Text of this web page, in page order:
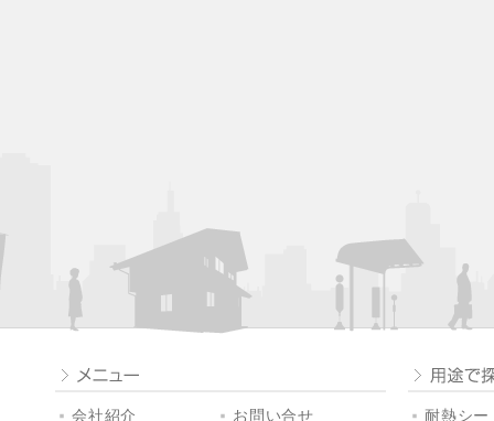
会社紹介 お問い合せ 耐熱シ